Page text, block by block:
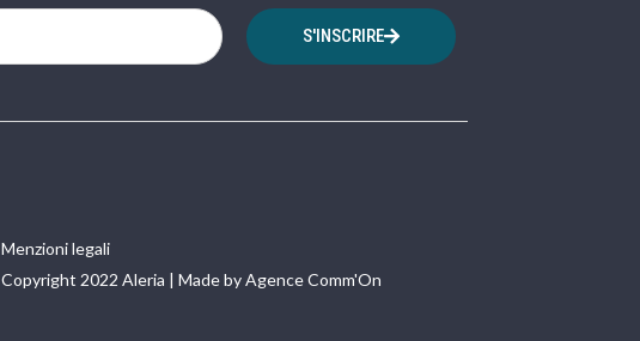
S'INSCRIRE
Menzioni legali
Copyright 2022 Aleria | Made by Agence Comm'On